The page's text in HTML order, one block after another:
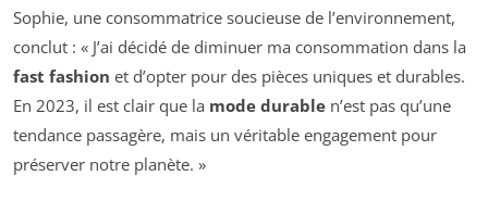
Sophie, une consommatrice soucieuse de l’environnement,
conclut : « J’ai décidé de diminuer ma consommation dans la
fast fashion et d’opter pour des pièces uniques et durables.
En 2023, il est clair que la mode durable n’est pas qu’une
tendance passagère, mais un véritable engagement pour
préserver notre planète. »